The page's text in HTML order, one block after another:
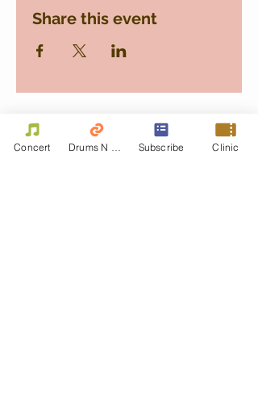
Share this event
Contact Us
Concert Subscribe Clinic